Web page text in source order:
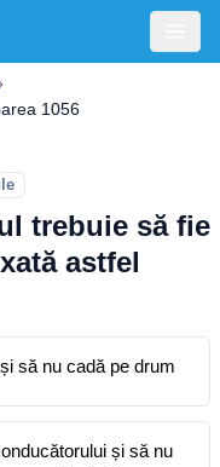
1056
trebuie să fie
astfel
să nu cadă pe drum
și să nu